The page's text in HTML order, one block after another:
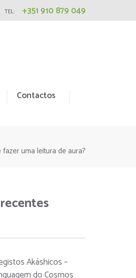
TEL: +351 910 879 049
Contactos
uma leitura de aura?
Akáshicos –
do Cosmos